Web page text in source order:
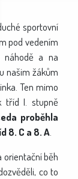
sportovní
pod vedením
náhodě a na
našim žákům
Ten mimo
tříd I. stupně
proběhla
8. C a 8. A
orientační běh
co to